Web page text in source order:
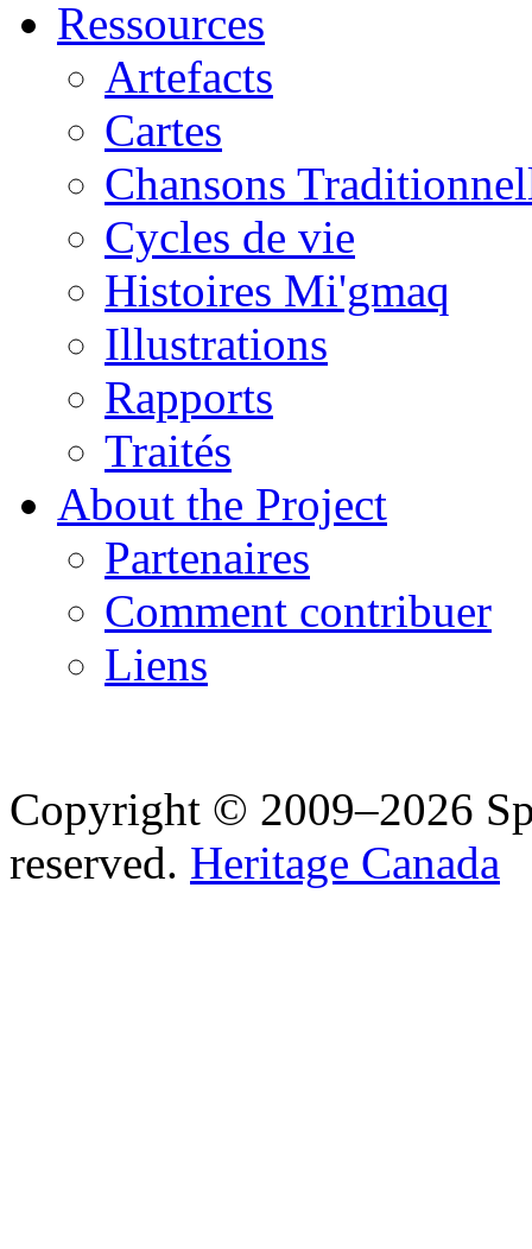
Ressources
Artefacts
Cartes
Chansons
Cycles de vie
Histoires Mi'gmaq
Illustrations
Rapports
Traités
About the Project
Partenaires
Comment contribuer
Liens
Copyright © 2009–2026
reserved. Heritage Canada